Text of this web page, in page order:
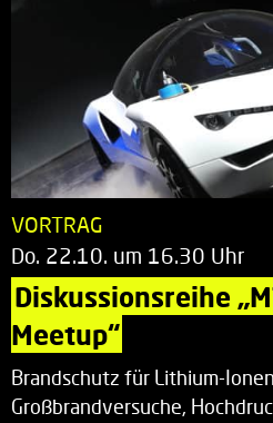
VORTRAG
Do. 22.10. um 16.30 Uhr
Diskussionsreihe
Meetup“
Brandschutz für Lithium-
Großbrandversuche,